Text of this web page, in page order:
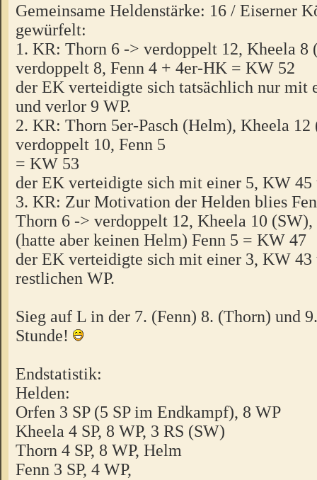
Gemeinsame Heldenstärke: 16 / Eiserner
gewürfelt:
1. KR: Thorn 6 -> verdoppelt 12, Kheela 8
verdoppelt 8, Fenn 4 + 4er-HK = KW 52
der EK verteidigte sich tatsächlich nur mit
und verlor 9 WP.
2. KR: Thorn 5er-Pasch (Helm), Kheela
verdoppelt 10, Fenn 5
= KW 53
der EK verteidigte sich mit einer 5, KW 45
3. KR: Zur Motivation der Helden blies
Thorn 6 -> verdoppelt 12, Kheela 10 (SW),
(hatte aber keinen Helm) Fenn 5 = KW 47
der EK verteidigte sich mit einer 3, KW 43
restlichen WP.
Sieg auf L in der 7. (Fenn) 8. (Thorn) und
Stunde!
Endstatistik:
Helden:
Orfen 3 SP (5 SP im Endkampf), 8 WP
Kheela 4 SP, 8 WP, 3 RS (SW)
Thorn 4 SP, 8 WP, Helm
Fenn 3 SP, 4 WP,